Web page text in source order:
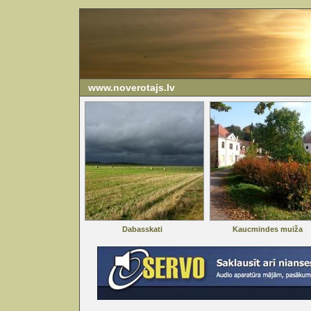
www.noverotajs.lv
Dabasskati Kaucmindes muiža